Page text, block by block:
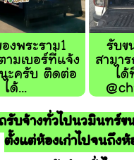
งพระราม1
ามเบอร์ที่แจ้ง
นะครับ ติดต่อ
ได้...
รับข
สามา
ไ
รับจ้างทั่วไปนวมินทร์ข
ตั้งแต่ห้องเก่าไปจนถึงห้